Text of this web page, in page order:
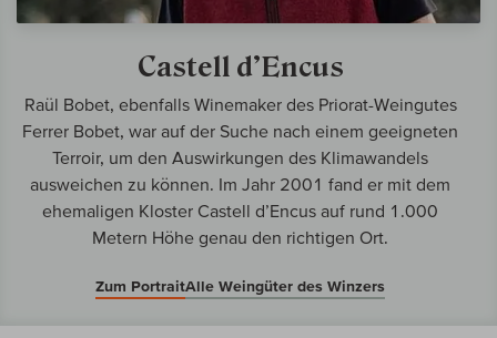
Castell d’Encus
Raül Bobet, ebenfalls Winemaker des Priorat-Weingutes
Ferrer Bobet, war auf der Suche nach einem geeigneten
Terroir, um den Auswirkungen des Klimawandels
ausweichen zu können. Im Jahr 2001 fand er mit dem
ehemaligen Kloster Castell d’Encus auf rund 1.000
Metern Höhe genau den richtigen Ort.
Zum PortraitAlle Weingüter des Winzers